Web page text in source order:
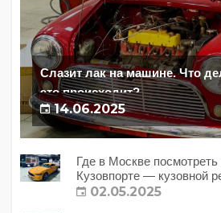
Слазит лак на машине. Что
это происходит?
14.06.2025
Где в Москве
Кузовпорте — кузовной
02.05.2025